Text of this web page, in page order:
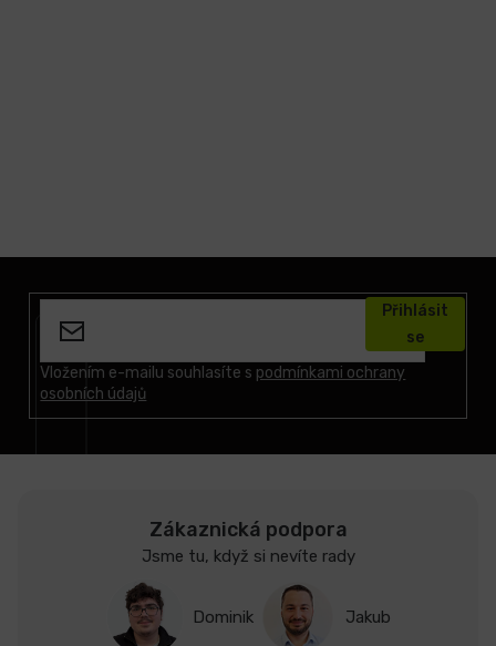
Vložením e-mailu souhlasíte s podmínkami ochrany
osobních údajů
Přihlásit
se
Zákaznická podpora
Jsme tu, když si nevíte rady
Dominik Jakub